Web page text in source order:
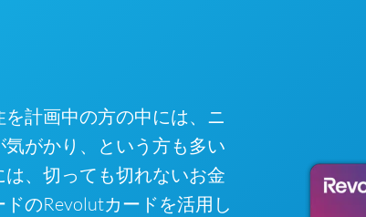
計画中の方の中には、ニ
がかり、という方も多い
、切っても切れないお金
のRevolutカードを活用し